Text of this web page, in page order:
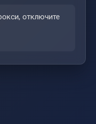
отключите